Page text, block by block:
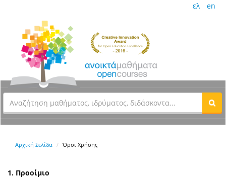
ελ en
Αρχική Σελίδα Όροι Χρήσης
1. Προοίμιο